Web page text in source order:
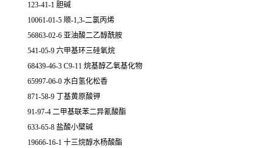
123-41-1 胆碱
10061-01-5 顺-1,3-二氯丙烯
56863-02-6 亚油酸二乙醇酰胺
541-05-9 六甲基环三硅氧烷
68439-46-3 C9-11 烷基醇乙氧基化物
65997-06-0 水白氢化松香
871-58-9 丁基黄原酸钾
91-97-4 二甲基联苯二异氰酸酯
633-65-8 盐酸小檗碱
19666-16-1 十三烷醇水杨酸酯